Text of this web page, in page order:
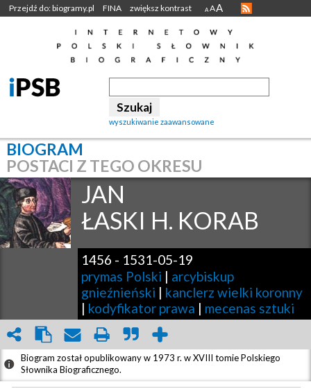
Przejdź do: biogramy.pl FINA zwiększ kontrast A AA
wyszukiwanie zaawansowane
BIOGRAM
POSTACI Z TEGO OKRESU
JAN
ŁASKI H. KORAB
1456 - 1531-05-19
prymas Polski | arcybiskup
gnieźnieński | kanclerz wielki koronny
| kodyfikator prawa | mecenas sztuki
Biogram został opublikowany w 1973 r. w XVIII tomie Polskiego
Słownika Biograficznego.